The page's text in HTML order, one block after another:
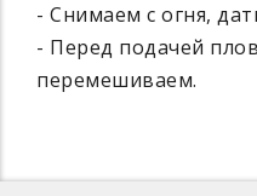
- Снимаем с огня,
- Перед подачей
перемешиваем.